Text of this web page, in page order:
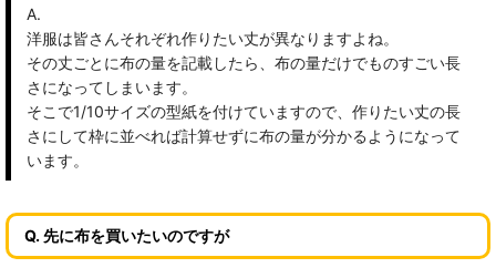
A.
洋服は皆さんそれぞれ作りたい丈が異なりますよね。
その丈ごとに布の量を記載したら、布の量だけでものすごい長
さになってしまいます。
そこで1/10サイズの型紙を付けていますので、作りたい丈の長
さにして枠に並べれば計算せずに布の量が分かるようになって
います。
Q. 先に布を買いたいのですが